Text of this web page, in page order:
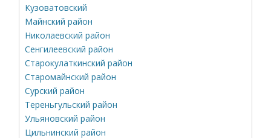
Кузоватовский
Майнский район
Николаевский район
Сенгилеевский район
Старокулаткинский район
Старомайнский район
Сурский район
Тереньгульский район
Ульяновский район
Цильнинский район